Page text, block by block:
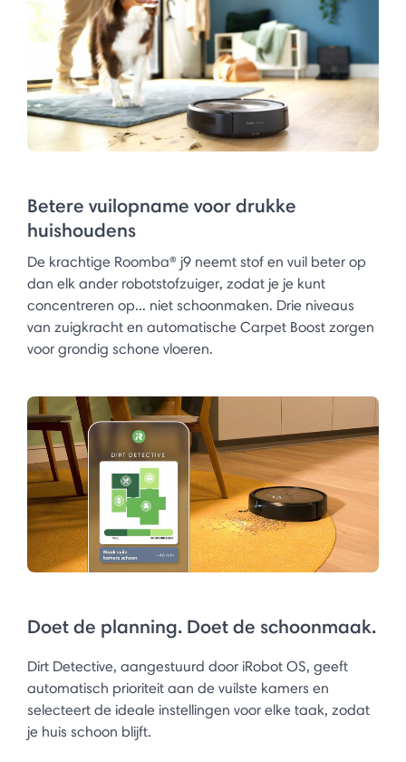
Betere vuilopname voor drukke
huishoudens
De krachtige Roomba® j9 neemt stof en vuil beter op
dan elk ander robotstofzuiger, zodat je je kunt
concentreren op... niet schoonmaken. Drie niveaus
van zuigkracht en automatische Carpet Boost zorgen
voor grondig schone vloeren.
Doet de planning. Doet de schoonmaak.
Dirt Detective, aangestuurd door iRobot OS, geeft
automatisch prioriteit aan de vuilste kamers en
selecteert de ideale instellingen voor elke taak, zodat
je huis schoon blijft.